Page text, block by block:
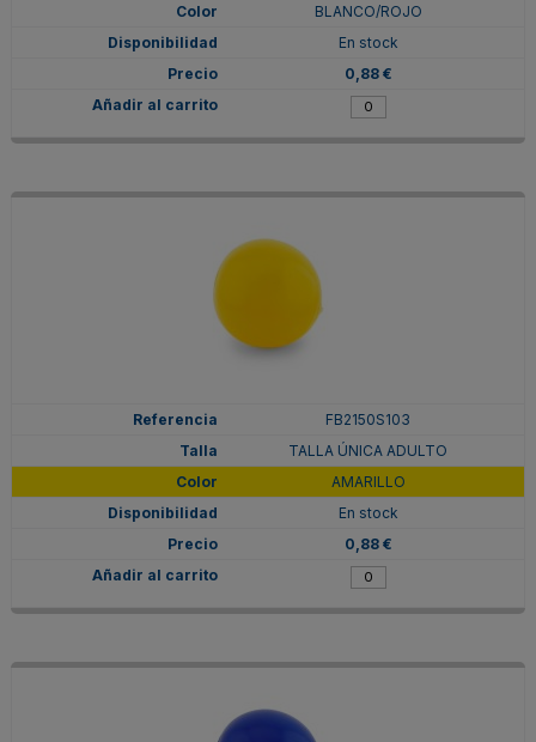
BLANCO/ROJO
En stock
0,88 €
FB2150S103
TALLA ÚNICA ADULTO
AMARILLO
En stock
0,88 €